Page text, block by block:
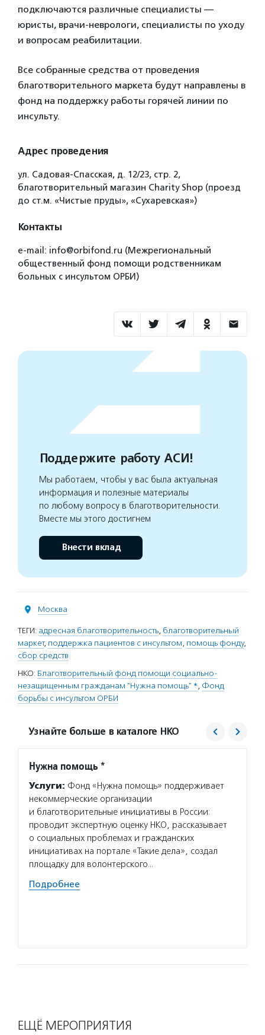
подключаются различные специалисты —
юристы, врачи-неврологи, специалисты по уходу
и вопросам реабилитации.
Все собранные средства от проведения
благотворительного маркета будут направлены в
фонд на поддержку работы горячей линии по
инсульту.
Адрес проведения
ул. Садовая-Спасская, д. 12/23, стр. 2,
благотворительный магазин Charity Shop (проезд
до ст.м. «Чистые пруды», «Сухаревская»)
Контакты
e-mail: info@orbifond.ru (Межрегиональный
общественный фонд помощи родственникам
больных с инсультом ОРБИ)
Поддержите работу АСИ!
Мы работаем, чтобы у вас была актуальная
информация и полезные материалы
по любому вопросу в благотворительности.
Вместе мы этого достигнем
Внести вклад
Москва
ТЕГИ: адресная благотворительность, благотворительный
маркет, поддержка пациентов с инсультом, помощь фонду,
сбор средств
НКО: Благотворительный фонд помощи социально-
незащищенным гражданам "Нужна помощь" *, Фонд
борьбы с инсультом ОРБИ
Узнайте больше в каталоге НКО
Нужна помощь *
Услуги: Фонд «Нужна помощь» поддерживает
некоммерческие организации
и благотворительные инициативы в России:
проводит экспертную оценку НКО, рассказывает
о социальных проблемах и гражданских
инициативах на портале «Такие дела», создал
площадку для волонтерского…
Подробнее
ЕЩЁ МЕРОПРИЯТИЯ